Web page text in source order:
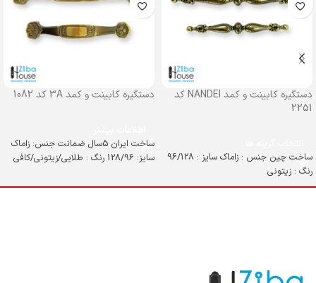
دستگیره کابینت و کمد NANDEl کد
2251
ساخت چین جنس : زاماک سایز : 96/128
رنگ : زیتونی
دستگیره کابینت و کمد 3A کد 1082
ساخت ایران 5سال ضمانت جنس: زاماک
سایز: 128/96 رنگ : طلایی/زیتونی/کافی